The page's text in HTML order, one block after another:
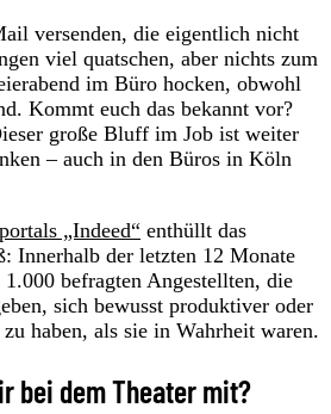
versenden, die eigentlich nicht
viel quatschen, aber nichts zum
im Büro hocken, obwohl
Kommt euch das bekannt vor?
große Bluff im Job ist weiter
– auch in den Büros in Köln
„Indeed“ enthüllt das
Innerhalb der letzten 12 Monate
befragten Angestellten, die
sich bewusst produktiver oder
haben, als sie in Wahrheit waren.
bei dem Theater mit?